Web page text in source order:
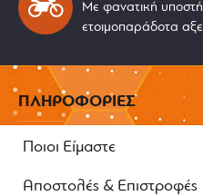
Με φανατική
ετοιμοπαράδοτα
ΠΛΗΡΟΦΟΡΙΕΣ
Ποιοι Είμαστε
Αποστολές & Επιστροφές